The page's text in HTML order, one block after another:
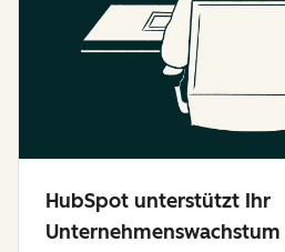
HubSpot unterstützt Ihr
Unternehmenswachstum